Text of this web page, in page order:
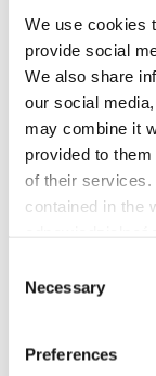
We use cookies
provide social
We also share
our social
may combine it
provided to
of their services.
contained in the
121387608.
Selection
Necessary
Preferences